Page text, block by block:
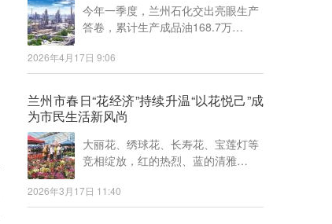
今年一季度，兰州石化交出亮眼生产
答卷，累计生产成品油168.7万…
2026年4月17日 9:06
兰州市春日“花经济”持续升温“以花悦己”成
为市民生活新风尚
大丽花、绣球花、长寿花、宝莲灯等
竞相绽放，红的热烈、蓝的清雅…
2026年3月17日 11:40